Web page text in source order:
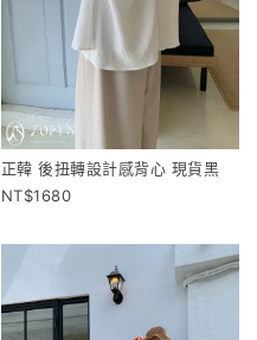
正韓 後扭轉設計感背心 現貨黑
1680